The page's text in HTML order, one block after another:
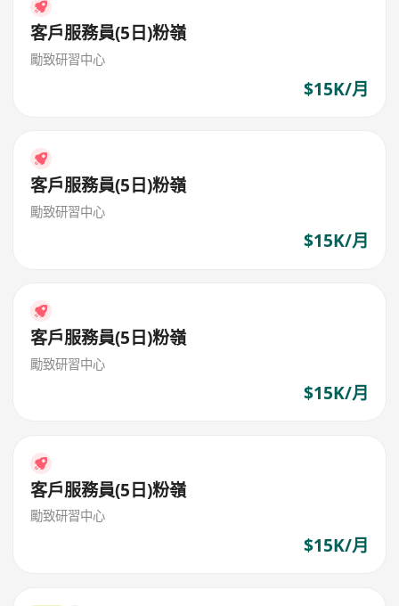
客戶服務員(5日)粉嶺
勵致研習中心
$15K/月
客戶服務員(5日)粉嶺
勵致研習中心
$15K/月
客戶服務員(5日)粉嶺
勵致研習中心
$15K/月
客戶服務員(5日)粉嶺
勵致研習中心
$15K/月